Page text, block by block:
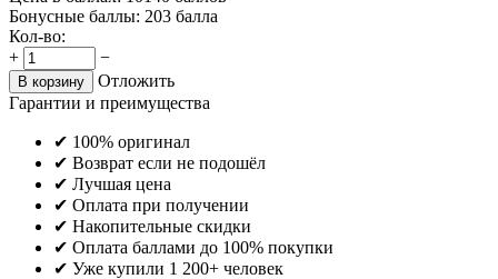
Бонусные баллы: 203 балла
Кол-во:
+
−
В корзину
Отложить
Гарантии и преимущества
✔ 100% оригинал
✔ Возврат если не подошёл
✔ Лучшая цена
✔ Оплата при получении
✔ Накопительные скидки
✔ Оплата баллами до 100% покупки
✔ Уже купили 1 200+ человек